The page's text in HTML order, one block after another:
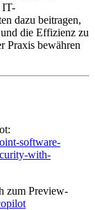
IT-
dazu beitragen,
die Effizienz zu
Praxis bewähren
software-
with-
zum Preview-